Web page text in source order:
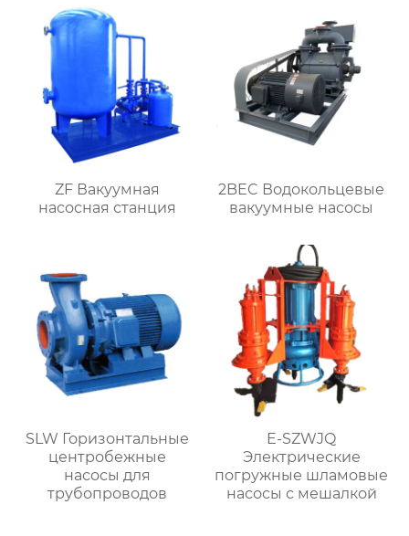
ZF Вакуумная
насосная станция
2BEC Водокольцевые
вакуумные насосы
SLW Горизонтальные
центробежные
насосы для
трубопроводов
E-SZWJQ
Электрические
погружные шламовые
насосы с мешалкой